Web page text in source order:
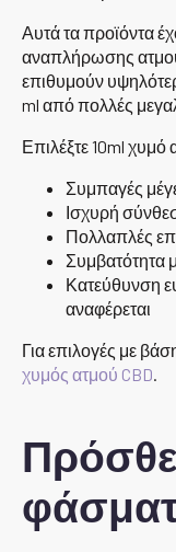
Αυτά τα προϊόντα
αναπλήρωσης ατμού
επιθυμούν
ml από πολλές
Επιλέξτε 10ml χυμό
Συμπαγές
Ισχυρή
Πολλαπλές
Συμβατότητα
Κατεύθυνση
αναφέρεται
Για επιλογές με
χυμός ατμού CBD.